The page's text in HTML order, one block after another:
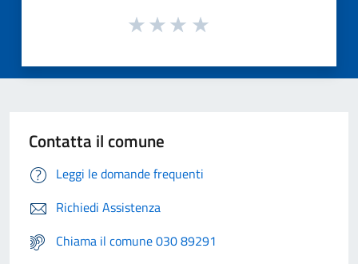
Contatta il comune
Leggi le domande frequenti
Richiedi Assistenza
Chiama il comune 030 89291